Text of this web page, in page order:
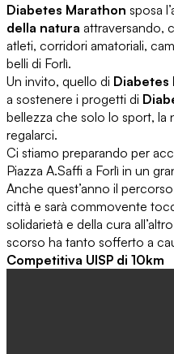
Diabetes Marathon sposa
della natura attraversando,
atleti, corridori amatoriali,
belli di Forlì.
Un invito, quello di Diabetes
a sostenere i progetti di
bellezza che solo lo sport, la
regalarci.
Ci stiamo preparando per
Piazza A.Saffi a Forlì in un
Anche quest’anno il percorso
città e sarà commovente
solidarietà e della cura
scorso ha tanto sofferto a
Competitiva UISP di 10km